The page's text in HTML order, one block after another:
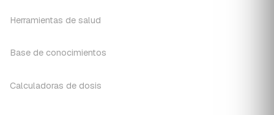
Herramientas de salud
Base de conocimientos
Calculadoras de dosis